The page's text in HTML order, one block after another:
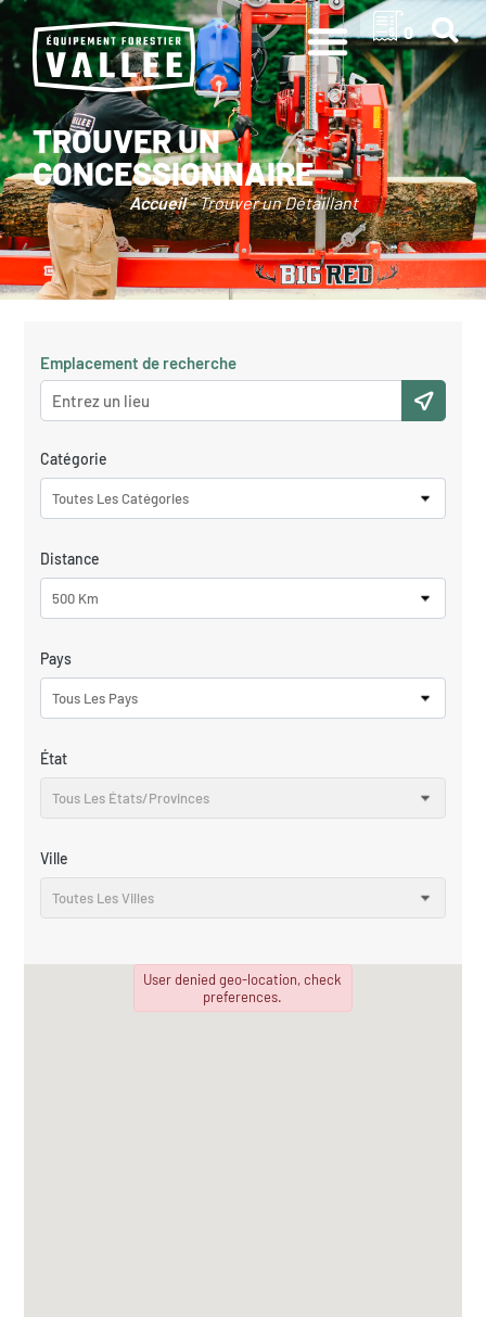
0
TROUVER UN
CONCESSIONNAIRE
Accueil-Trouver un Détaillant
Emplacement de recherche
Catégorie
Toutes Les Catégories
Distance
500 Km
Pays
Tous Les Pays
État
Tous Les États/provinces
Ville
Toutes Les Villes
User denied geo-location, check
preferences.